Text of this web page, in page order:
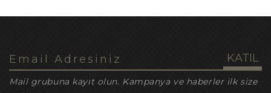
Mail grubuna kayıt olun. Kampanya ve haberler ilk size